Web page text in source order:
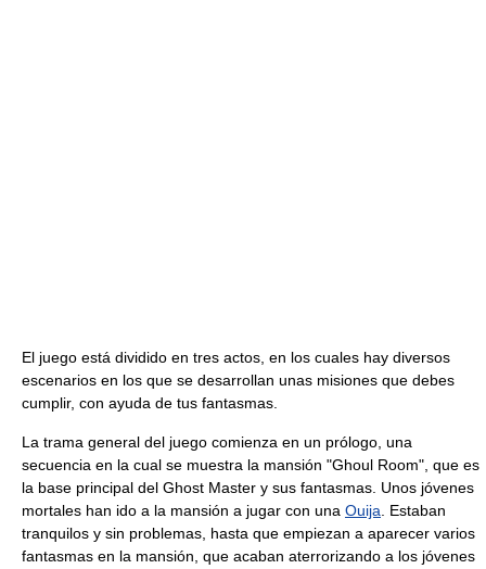
El juego está dividido en tres actos, en los cuales hay diversos
escenarios en los que se desarrollan unas misiones que debes
cumplir, con ayuda de tus fantasmas.
La trama general del juego comienza en un prólogo, una
secuencia en la cual se muestra la mansión "Ghoul Room", que es
la base principal del Ghost Master y sus fantasmas. Unos jóvenes
mortales han ido a la mansión a jugar con una Ouija . Estaban
tranquilos y sin problemas, hasta que empiezan a aparecer varios
fantasmas en la mansión, que acaban aterrorizando a los jóvenes